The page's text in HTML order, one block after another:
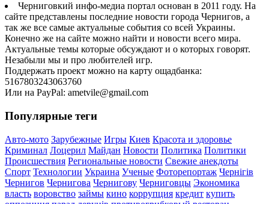
Черниговкий инфо-медиа портал основан в 2011 году. На
сайте представлены последние новости города Чернигов, а
так же все самые актуальные события со всей Украины.
Конечно же на сайте можно найти и новости всего мира.
Актуальные темы которые обсуждают и о которых говорят.
Незабыли мы и про любителей игр.
Поддержать проект можно на карту ощадбанка:
5167803243063760
Или на PayPal: ametvile@gmail.com
Популярные теги
Авто-мото Зарубежные Игры Киев Красота и здоровье
Криминал Лоцерил Майдан Новости Политика Политики
Происшествия Региональные новости Свежие анекдоты
Спорт Технологии Украина Ученые Фоторепортаж Чернігів
Чернигов Чернигова Чернигову Черниговцы Экономика
власть воровство займы кино коррупция кредит купить